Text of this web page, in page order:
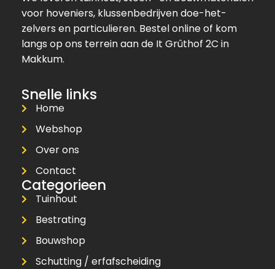
voor hoveniers, klussenbedrijven doe-het-
zelvers en particulieren. Bestel online of kom
langs op ons terrein aan de It Grûthof 2C in
Makkum.
Snelle links
Home
Webshop
Over ons
Contact
Categorieen
Tuinhout
Bestrating
Bouwshop
Schutting / erfafscheiding